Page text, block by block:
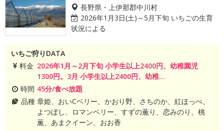
長野県・上伊那郡中川村
2026年1月3日(土)～5月下旬 いちごの生育
状況による
いちご狩りDATA
料金 2026年1月～2月下旬 小学生以上2400円、幼稚園児
1300円。3月 小学生以上2400円、幼稚...
時間 45分/食べ放題
品種 章姫、おいCベリー、かおり野、さちのか、紅ほっぺ、
よつぼし、ロマンベリー、すずの薫り、恋みのり、桃
薫、あまクイーン、おお香